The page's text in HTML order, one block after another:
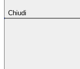
Chiudi